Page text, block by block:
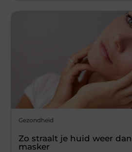
Gezondheid
Zo straalt je huid weer
masker